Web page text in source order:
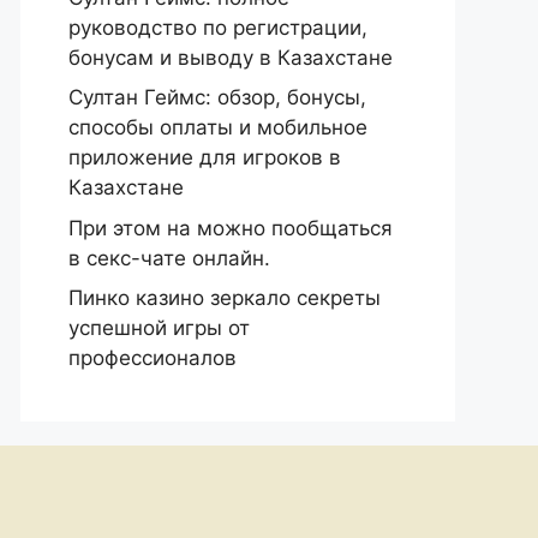
руководство по регистрации,
бонусам и выводу в Казахстане
Султан Геймс: обзор, бонусы,
способы оплаты и мобильное
приложение для игроков в
Казахстане
При этом на можно пообщаться
в секс-чате онлайн.
Пинко казино зеркало секреты
успешной игры от
профессионалов